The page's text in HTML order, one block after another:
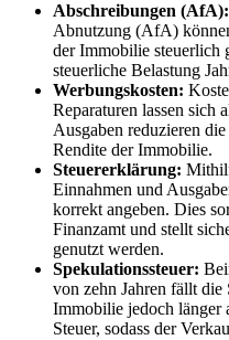
Abschreibungen (AfA):
Abnutzung (AfA)
der Immobilie steuerlich
steuerliche Belastung
Werbungskosten:
Reparaturen lassen sich
Ausgaben reduzieren
Rendite der Immobilie.
Steuererklärung:
Einnahmen und
korrekt angeben. Dies
Finanzamt und stellt
genutzt werden.
Spekulationssteuer:
von zehn Jahren fällt die
Immobilie jedoch länger
Steuer, sodass der